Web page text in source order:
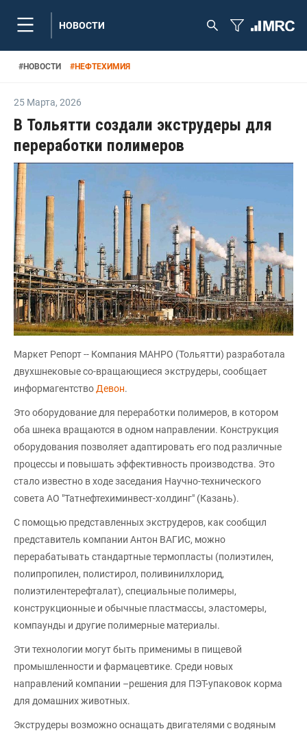
НОВОСТИ
#НОВОСТИ #НЕФТЕХИМИЯ
25 Марта, 2026
В Тольятти создали экструдеры для
переработки полимеров
Маркет Репорт -- Компания МАНРО (Тольятти) разработала
двухшнековые со-вращающиеся экструдеры, сообщает
информагентство Девон.
Это оборудование для переработки полимеров, в котором
оба шнека вращаются в одном направлении. Конструкция
оборудования позволяет адаптировать его под различные
процессы и повышать эффективность производства. Это
стало известно в ходе заседания Научно-технического
совета АО "Татнефтехиминвест-холдинг" (Казань).
С помощью представленных экструдеров, как сообщил
представитель компании Антон ВАГИС, можно
перерабатывать стандартные термопласты (полиэтилен,
полипропилен, полистирол, поливинилхлорид,
полиэтилентерефталат), специальные полимеры,
конструкционные и обычные пластмассы, эластомеры,
компаунды и другие полимерные материалы.
Эти технологии могут быть применимы в пищевой
промышленности и фармацевтике. Среди новых
направлений компании –решения для ПЭТ-упаковок корма
для домашних животных.
Экструдеры возможно оснащать двигателями с водяным